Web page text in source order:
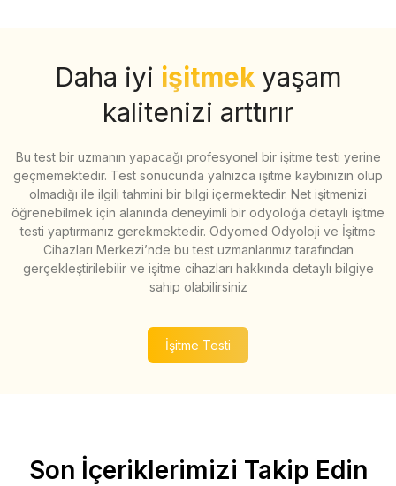
Daha iyi işitmek yaşam
kalitenizi arttırır
Bu test bir uzmanın yapacağı profesyonel bir işitme testi yerine
geçmemektedir. Test sonucunda yalnızca işitme kaybınızın olup
olmadığı ile ilgili tahmini bir bilgi içermektedir. Net işitmenizi
öğrenebilmek için alanında deneyimli bir odyoloğa detaylı işitme
testi yaptırmanız gerekmektedir. Odyomed Odyoloji ve İşitme
Cihazları Merkezi’nde bu test uzmanlarımız tarafından
gerçekleştirilebilir ve işitme cihazları hakkında detaylı bilgiye
sahip olabilirsiniz
İşitme Testi
Son İçeriklerimizi Takip Edin